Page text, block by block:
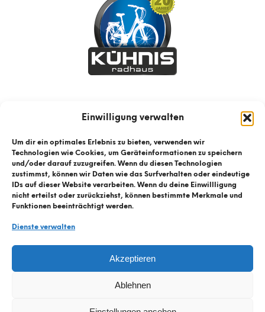
Einwilligung verwalten
Um dir ein optimales Erlebnis zu bieten, verwenden wir
Technologien wie Cookies, um Geräteinformationen zu speichern
und/oder darauf zuzugreifen. Wenn du diesen Technologien
zustimmst, können wir Daten wie das Surfverhalten oder eindeutige
IDs auf dieser Website verarbeiten. Wenn du deine Einwillligung
nicht erteilst oder zurückziehst, können bestimmte Merkmale und
Funktionen beeinträchtigt werden.
Dienste verwalten
Akzeptieren
Ablehnen